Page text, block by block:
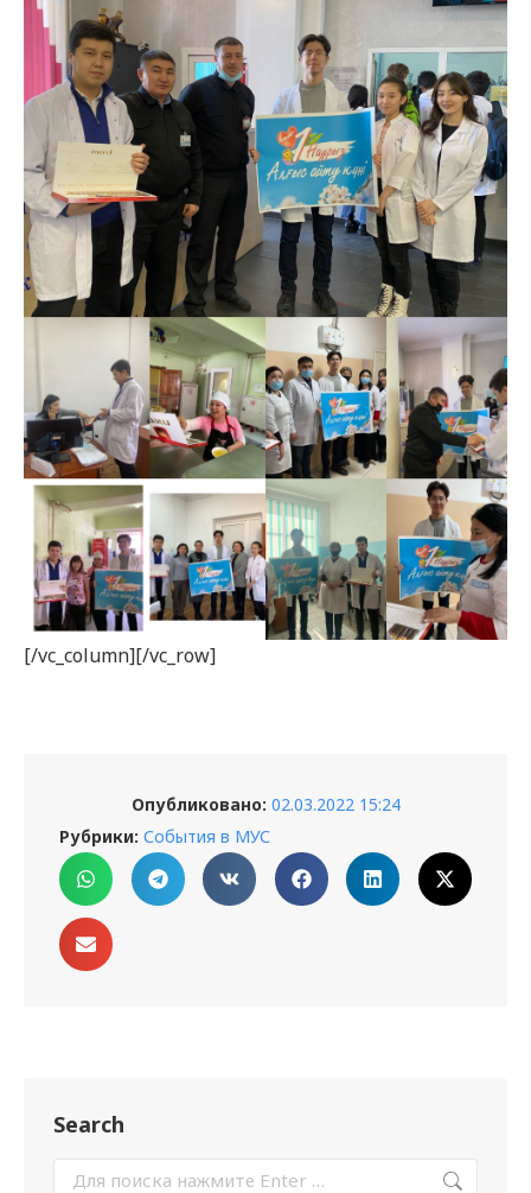
[/vc_column][/vc_row]
Опубликовано: 02.03.2022 15:24
Рубрики: События в МУС
Search